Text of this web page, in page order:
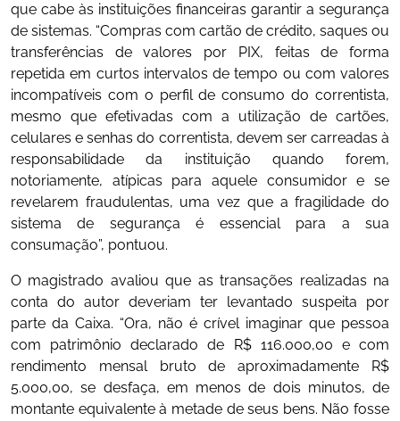
que cabe às instituições financeiras garantir a segurança
de sistemas. “Compras com cartão de crédito, saques ou
transferências de valores por PIX, feitas de forma
repetida em curtos intervalos de tempo ou com valores
incompatíveis com o perfil de consumo do correntista,
mesmo que efetivadas com a utilização de cartões,
celulares e senhas do correntista, devem ser carreadas à
responsabilidade da instituição quando forem,
notoriamente, atípicas para aquele consumidor e se
revelarem fraudulentas, uma vez que a fragilidade do
sistema de segurança é essencial para a sua
consumação”, pontuou.
O magistrado avaliou que as transações realizadas na
conta do autor deveriam ter levantado suspeita por
parte da Caixa. “Ora, não é crível imaginar que pessoa
com patrimônio declarado de R$ 116.000,00 e com
rendimento mensal bruto de aproximadamente R$
5.000,00, se desfaça, em menos de dois minutos, de
montante equivalente à metade de seus bens. Não fosse